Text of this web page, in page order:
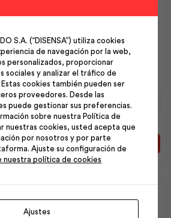
cm
Estribo 08 mm 15×15 cm
G5 | Adelca
Estribo
08
mm
15x15
cm
G5
|
Añadir al carrito
S.A. (“DISENSA”) utiliza cookies
de navegación por la web,
personalizados, proporcionar
sociales y analizar el tráfico de
cookies también pueden ser
proveedores. Desde las
puede gestionar sus preferencias.
sobre nuestra Política de
nuestras cookies, usted acepta que
por nosotros y por parte
Ajuste su configuración de
nuestra política de cookies
Ajustes